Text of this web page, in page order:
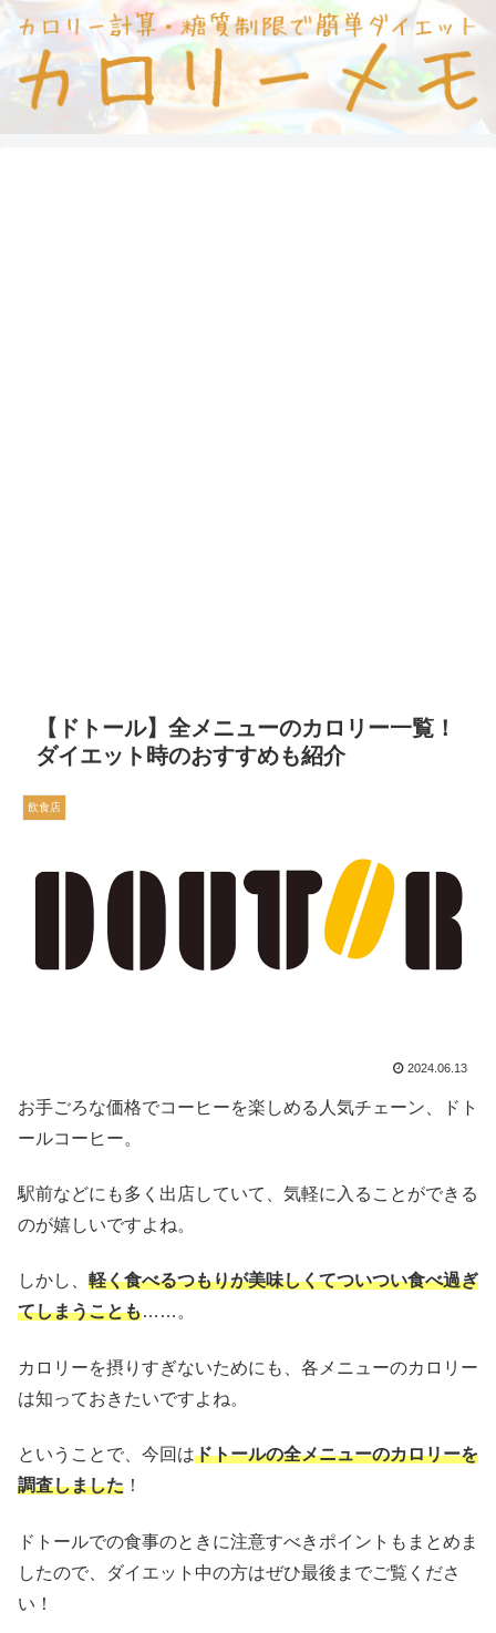
【ドトール】全メニューのカロリー一覧！
ダイエット時のおすすめも紹介
飲食店
2024.06.13
お手ごろな価格でコーヒーを楽しめる人気チェーン、ドト
ールコーヒー。
駅前などにも多く出店していて、気軽に入ることができる
のが嬉しいですよね。
しかし、 軽く食べるつもりが美味しくてついつい食べ過ぎ
てしまうことも……。
カロリーを摂りすぎないためにも、各メニューのカロリー
は知っておきたいですよね。
ということで、今回はドトールの全メニューのカロリーを
調査しました ！
ドトールでの食事のときに注意すべきポイントもまとめま
したので、ダイエット中の方はぜひ最後までご覧くださ
い！